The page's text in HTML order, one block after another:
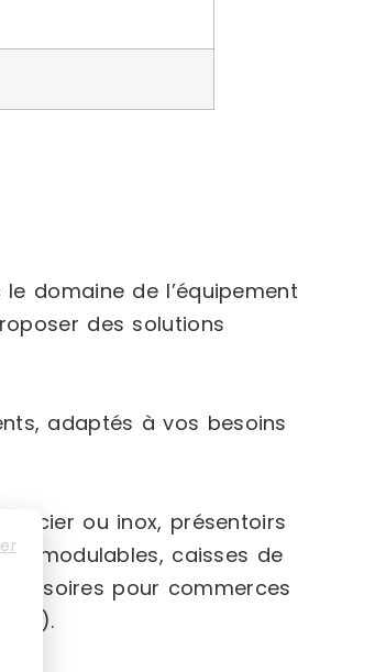
domaine de l’équipement
des solutions
adaptés à vos besoins
acier ou inox, présentoirs
modulables, caisses de
pour commerces